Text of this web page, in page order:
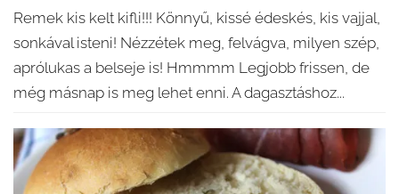
Remek kis kelt kifli!!! Könnyű, kissé édeskés, kis vajjal,
sonkával isteni! Nézzétek meg, felvágva, milyen szép,
aprólukas a belseje is! Hmmmm Legjobb frissen, de
még másnap is meg lehet enni. A dagasztáshoz...